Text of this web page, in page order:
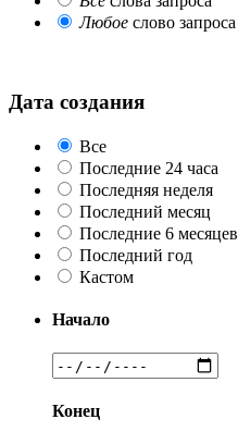
Любое слово запроса
Дата создания
Все
Последние 24 часа
Последняя неделя
Последний месяц
Последние 6 месяцев
Последний год
Кастом
Начало
Конец